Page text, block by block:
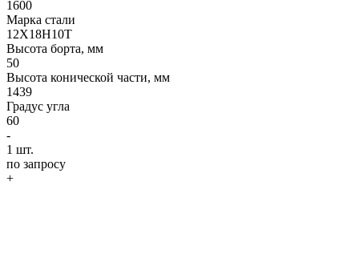
1600
Марка стали
12Х18Н10Т
Высота борта, мм
50
Высота конической части, мм
1439
Градус угла
60
-
1 шт.
по запросу
+